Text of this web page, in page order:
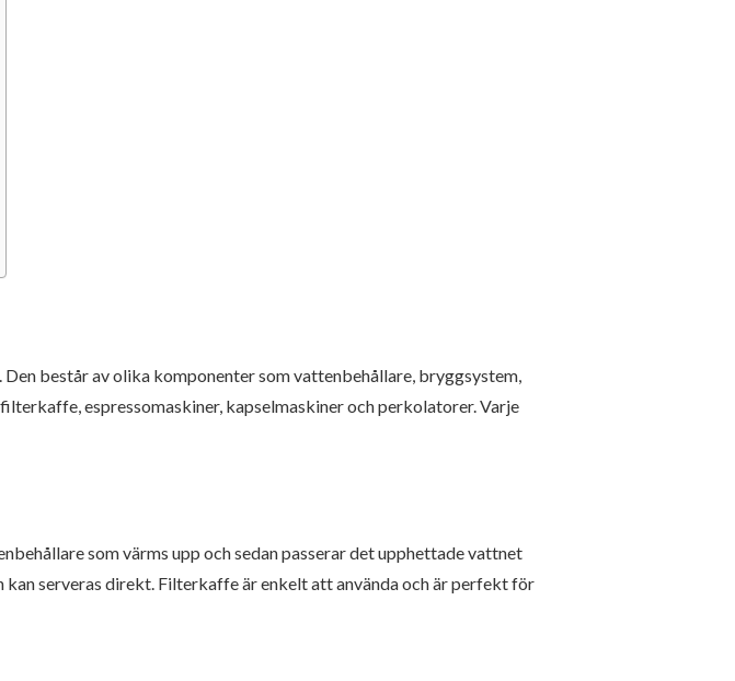
består av olika komponenter som vattenbehållare, bryggsystem,
espressomaskiner, kapselmaskiner och perkolatorer. Varje
som värms upp och sedan passerar det upphettade vattnet
serveras direkt. Filterkaffe är enkelt att använda och är perfekt för